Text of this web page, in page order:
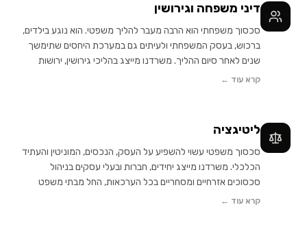
דיני משפחה וגירושין
סכסוך משפחתי הוא הרבה מעבר להליך משפטי. הוא נוגע בילדים,
ברכוש, בעסק המשפחתי ולעיתים גם במערכת היחסים שתימשך
שנים לאחר סיום ההליך. משרדנו מייצג בהליכי גירושין, ירושות
וסכסוכי עיזבון, ומעניק ליווי משפטי אסטרטגי החל משלב קבלת
קרא עוד ←
ליטיגציה
סכסוך משפטי עשוי להשפיע על העסק, הנכסים, המוניטין והעתיד
הכלכלי. משרדנו מייצג יחידים, חברות ובעלי עסקים בניהול
סכסוכים אזרחיים ומסחריים בכל הערכאות, החל מבתי משפט
השלום ועד לבית המשפט העליון, תוך בניית אסטרטגיה משפטית
קרא עוד ←